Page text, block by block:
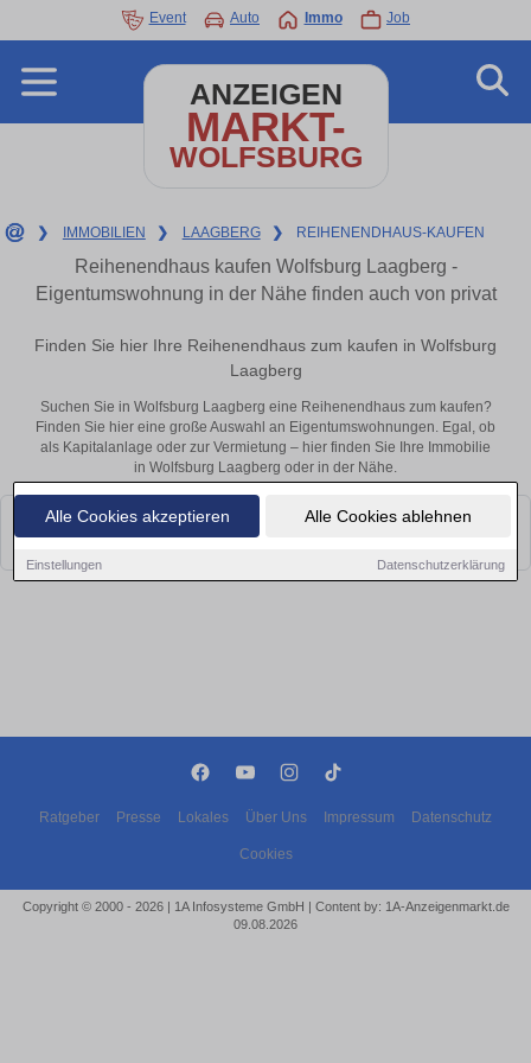
Alle Cookies akzeptieren Alle Cookies ablehnen
Einstellungen Datenschutzerklärung
Event Auto Immo Job
ANZEIGEN
MARKT-
WOLFSBURG
❯ IMMOBILIEN ❯ LAAGBERG ❯ REIHENENDHAUS-KAUFEN
Reihenendhaus kaufen Wolfsburg Laagberg -
Eigentumswohnung in der Nähe finden auch von privat
Finden Sie hier Ihre Reihenendhaus zum kaufen in Wolfsburg
Laagberg
Suchen Sie in Wolfsburg Laagberg eine Reihenendhaus zum kaufen?
Finden Sie hier eine große Auswahl an Eigentumswohnungen. Egal, ob
als Kapitalanlage oder zur Vermietung – hier finden Sie Ihre Immobilie
in Wolfsburg Laagberg oder in der Nähe.
Leider konnten wir derzeit keine passenden Objekte finden. Schauen Sie
bald wieder vorbei!
Ratgeber Presse Lokales Über Uns Impressum Datenschutz
Cookies
Copyright © 2000 - 2026 | 1A Infosysteme GmbH | Content by: 1A-Anzeigenmarkt.de
09.08.2026